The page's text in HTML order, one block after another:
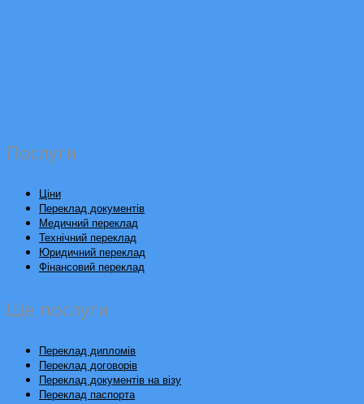
Послуги
Ціни
Переклад документів
Медичний переклад
Технічний переклад
Юридичний переклад
Фінансовий переклад
Ще послуги
Переклад дипломів
Переклад договорів
Переклад документів на візу
Переклад паспорта